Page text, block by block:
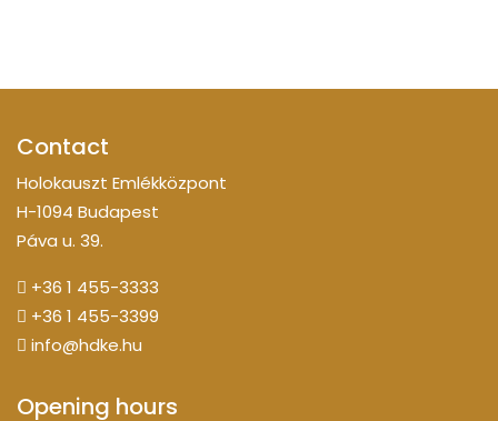
Contact
Holokauszt Emlékközpont
H-1094 Budapest
Páva u. 39.
+36 1 455-3333
+36 1 455-3399
info@hdke.hu
Opening hours